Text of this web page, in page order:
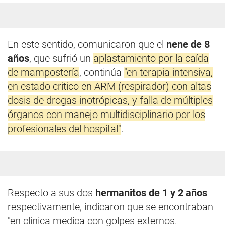
En este sentido, comunicaron que el nene de 8
años, que sufrió un aplastamiento por la caída
de mampostería, continúa "en terapia intensiva,
en estado critico en ARM (respirador) con altas
dosis de drogas inotrópicas, y falla de múltiples
órganos con manejo multidisciplinario por los
profesionales del hospital".
Respecto a sus dos hermanitos de 1 y 2 años
respectivamente, indicaron que se encontraban
"en clínica medica con golpes externos.